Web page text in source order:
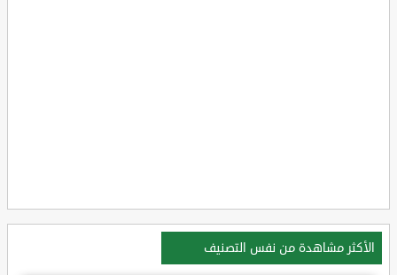
الأكثر مشاهدة من نفس التصنيف